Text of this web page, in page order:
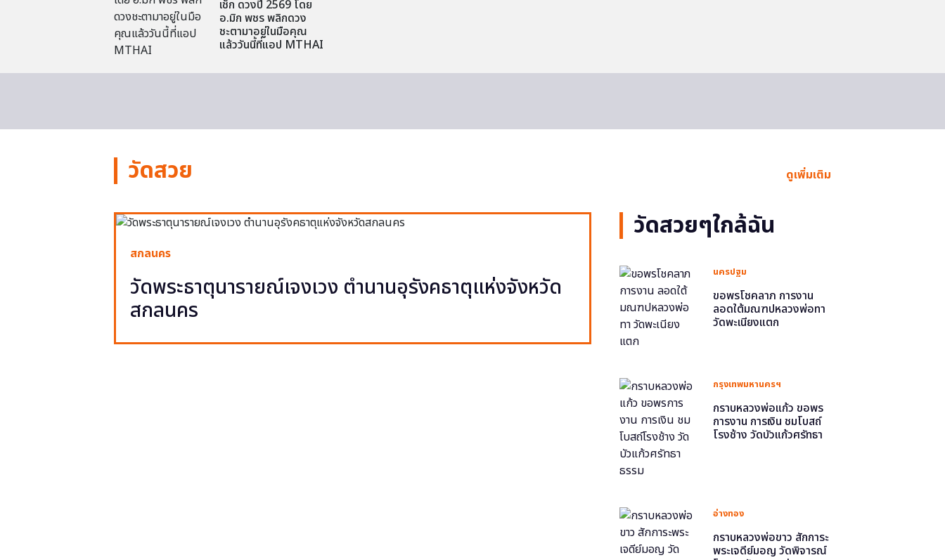
เช็ก ดวงปี 2569 โดย
อ.มิก พชร พลิกดวง
ชะตามาอยู่ในมือคุณ
แล้ววันนี้ที่แอป MTHAI
วัดสวย ดูเพิ่มเติม
สกลนคร
วัดพระธาตุนารายณ์เจงเวง ตำนานอุรังคธาตุแห่งจังหวัด
สกลนคร
วัดสวยๆใกล้ฉัน
นครปฐม
ขอพรโชคลาภ การงาน
ลอดใต้มณฑปหลวงพ่อทา
วัดพะเนียงแตก
กรุงเทพมหานครฯ
กราบหลวงพ่อแก้ว ขอพร
การงาน การเงิน ชมโบสถ์
โรงช้าง วัดบัวแก้วศรัทธา
อ่างทอง
กราบหลวงพ่อขาว สักการะ
พระเจดีย์มอญ วัดพิจารณ์